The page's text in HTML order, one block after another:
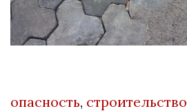
опасность, строительство